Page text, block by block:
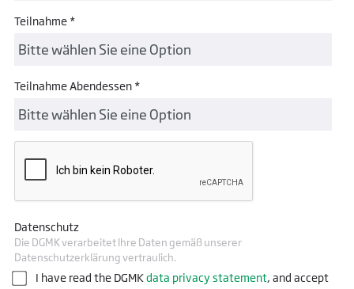
Teilnahme *
Teilnahme Abendessen *
Datenschutz
Die DGMK verarbeitet Ihre Daten gemäß unserer
Datenschutzerklärung vertraulich.
I have read the DGMKdata privacy statement, and accept